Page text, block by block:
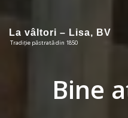
La vâltori – Lisa, BV
Tradiție păstrată din 1850
Bine